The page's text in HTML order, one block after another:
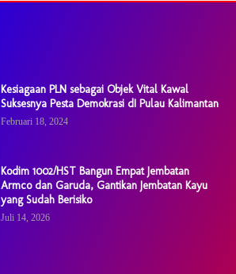
Kesiagaan PLN sebagai Objek Vital Kawal
Suksesnya Pesta Demokrasi dI Pulau Kalimantan
Februari 18, 2024
Kodim 1002/HST Bangun Empat Jembatan
Armco dan Garuda, Gantikan Jembatan Kayu
yang Sudah Berisiko
Juli 14, 2026